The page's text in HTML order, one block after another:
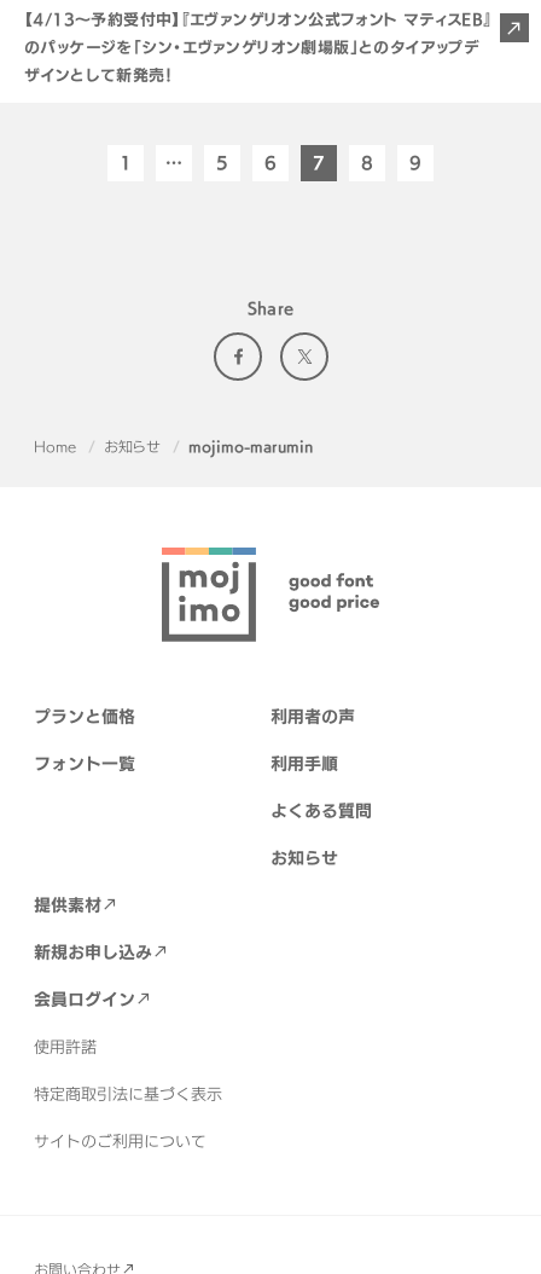
【4/13〜予約受付中】『エヴァンゲリオン公式フォント マティスEB』
のパッケージを「シン・エヴァンゲリオン劇場版」とのタイアップデ
ザインとして新発売！
1 … 5 6 7 8 9
Share
Home お知らせ mojimo-marumin
プランと価格
フォント一覧
利用者の声
利用手順
よくある質問
お知らせ
提供素材
新規お申し込み
会員ログイン
使用許諾
特定商取引法に基づく表示
サイトのご利用について
お問い合わせ